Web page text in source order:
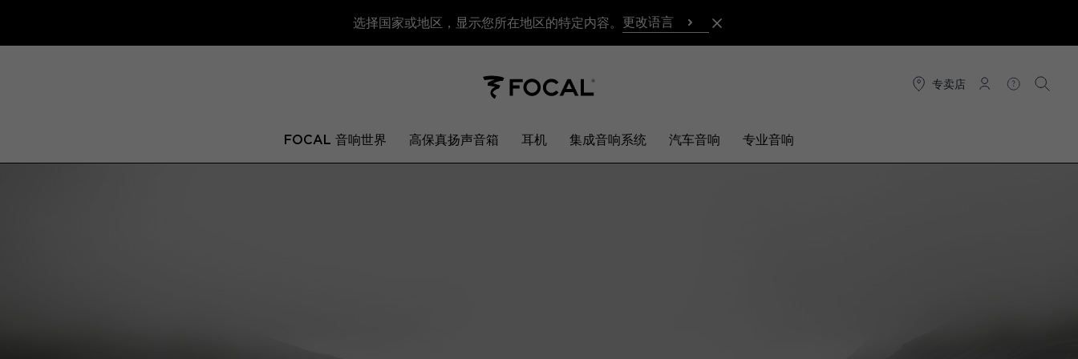
选择国家或地区，显示您所在地区的特定内容。 更改语言
专卖店
连接 帮助 搜索
FOCAL 音响世界 高保真扬声音箱 耳机 集成音响系统 汽车音响 专业音响